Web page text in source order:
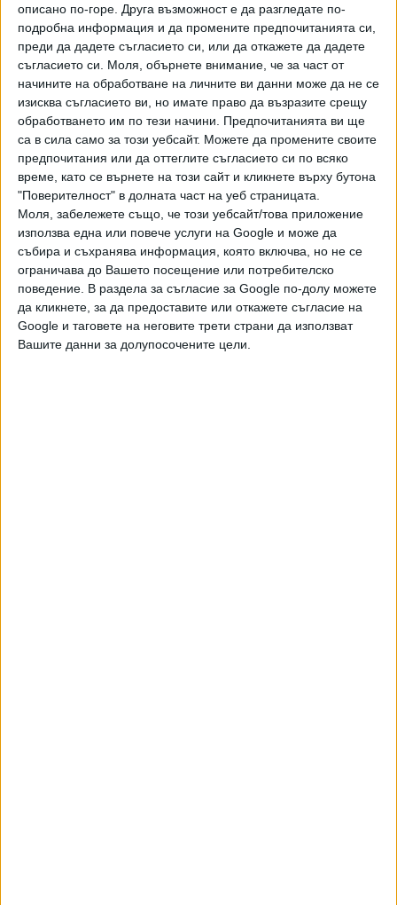
описано по-горе. Друга възможност е да разгледате по-
подробна информация и да промените предпочитанията си,
преди да дадете съгласието си, или да откажете да дадете
съгласието си.
Моля, обърнете внимание, че за част от
начините на обработване на личните ви данни може да не се
изисква съгласието ви, но имате право да възразите срещу
обработването им по тези начини. Предпочитанията ви ще
са в сила само за този уебсайт. Можете да промените своите
предпочитания или да оттеглите съгласието си по всяко
време, като се върнете на този сайт и кликнете върху бутона
"Поверителност" в долната част на уеб страницата.
Моля, забележете също, че този уебсайт/това приложение
използва една или повече услуги на Google и може да
събира и съхранява информация, която включва, но не се
ограничава до Вашето посещение или потребителско
поведение. В раздела за съгласие за Google по-долу можете
да кликнете, за да предоставите или откажете съгласие на
Google и таговете на неговите трети страни да използват
Вашите данни за долупосочените цели.
запалил докато стигне до там.
Споменават се три подобни случая между 2017 г. и 2022
г. Тогава пилотите са действали въз основа на собствен
анализ на ситуацията, а не на протоколите за
безопасност. Air France съобщи, че в отговор извършва
проверка по случаите и обещва да следва препоръките
на BEA.
Авиокомпанията обаче отбелязва, че извършва хиляди
полети дневно, а в доклада се споменават само
четири инцидента с безопасността. Пилотският
синдикат на Air France настоя, че сигурността е от
първостепенно значение и защити действията на
пилотите си по време на извънредни ситуации.